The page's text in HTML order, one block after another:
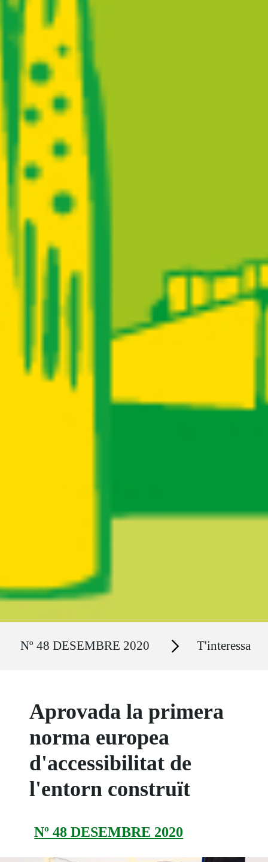
Nº 48 DESEMBRE 2020 Secciones T'interessa
Aprovada la primera
norma europea
d'accessibilitat de
l'entorn construït
Nº 48 DESEMBRE 2020